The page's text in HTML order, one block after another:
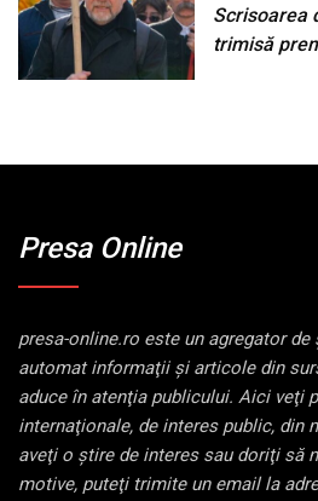
Scrisoarea
trimisă
Presa Online
presa-online.ro este un agregator
automat informaţii şi articole din
aduce în atenţia publicului. Aici veţi
internaţionale, de interes public, din
aveţi o ştire de interes sau doriţi să
motive, puteţi trimite un email la